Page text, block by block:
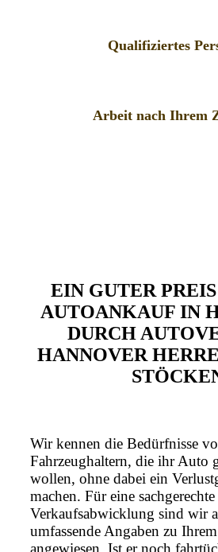
Qualifiziertes
Arbeit nach Ihrem
EIN GUTER
AUTOANKAUF IN
DURCH
HANNOVER
Wir kennen die Bedürfnisse
Fahrzeughaltern, die ihr Auto
wollen, ohne dabei ein
machen. Für eine sachgerechte
Verkaufsabwicklung sind wir
umfassende Angaben zu
angewiesen. Ist er noch